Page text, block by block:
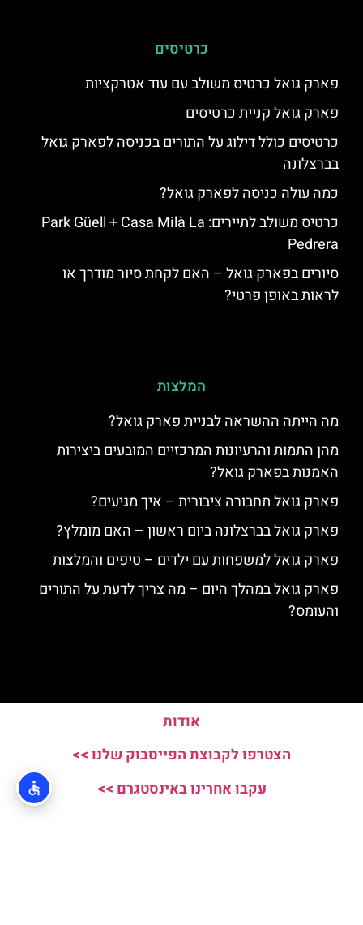
כרטיסים
פארק גואל כרטיס משולב עם עוד אטרקציות
פארק גואל קניית כרטיסים
כרטיסים כולל דילוג על התורים בכניסה לפארק גואל
בברצלונה
כמה עולה כניסה לפארק גואל?
כרטיס משולב לתיירים: Park Güell + Casa Milà La
Pedrera
סיורים בפארק גואל – האם לקחת סיור מודרך או
לראות באופן פרטי?
המלצות
מה הייתה ההשראה לבניית פארק גואל?
מהן התמות והרעיונות המרכזיים המובעים ביצירות
האמנות בפארק גואל?
פארק גואל תחבורה ציבורית – איך מגיעים?
פארק גואל בברצלונה ביום ראשון – האם מומלץ?
פארק גואל למשפחות עם ילדים – טיפים והמלצות
פארק גואל במהלך היום – מה צריך לדעת על התורים
והעומס?
אודות
הצטרפו לקבוצת הפייסבוק שלנו >>
עקבו אחרינו באינסטגרם >>